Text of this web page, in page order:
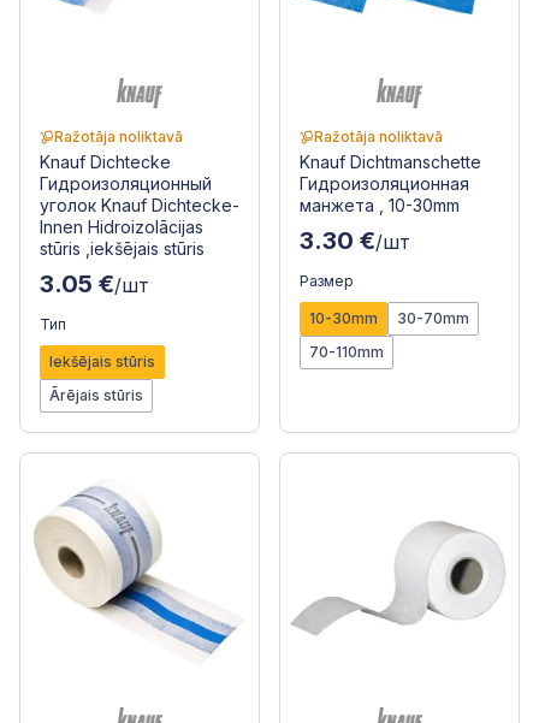
Ražotāja noliktavā
Knauf Dichtecke
Гидроизоляционный
уголок Knauf Dichtecke-
Innen Hidroizolācijas
stūris ,iekšējais stūris
3.05 €/шт
Тип
Iekšējais stūris
Ārējais stūris
Ražotāja noliktavā
Knauf Dichtmanschette
Гидроизоляционная
манжета , 10-30mm
3.30 €/шт
Размер
10-30mm
30-70mm
70-110mm